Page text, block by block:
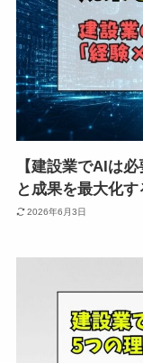
【建設業でAIは
と成果を最大化
2026年6月3日